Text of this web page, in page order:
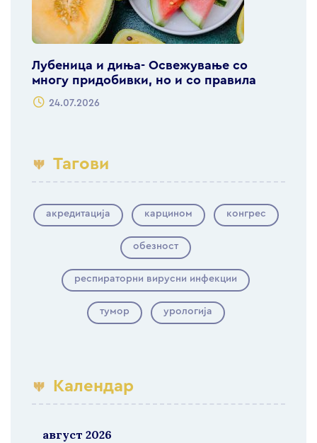
Лубеница и диња- Освежување со
многу придобивки, но и со правила
24.07.2026
Тагови
акредитација карцином конгрес
обезност
респираторни вирусни инфекции
тумор урологија
Календар
август 2026